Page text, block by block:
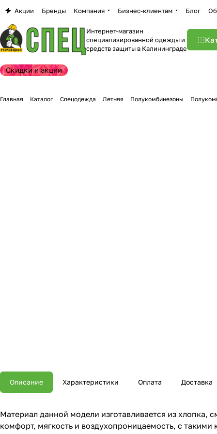
Акции Бренды Компания Бизнес-клиентам Блог
Интернет-магазин
специализированной одежды и
средств защиты в Калининграде
Скидки и акции
Главная Каталог Спецодежда Летняя Полукомбинезоны
Описание Характеристики Оплата Доставка
Материал данной модели изготавливается из хлопка,
комфорт, мягкость и воздухопроницаемость, с